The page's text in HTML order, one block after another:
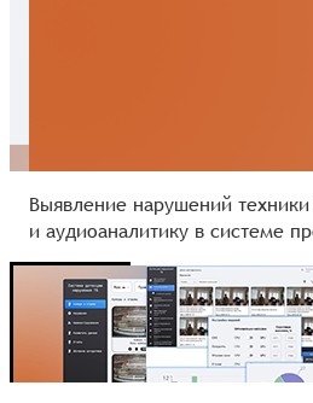
Выявление нарушений
и аудиоаналитику в системе